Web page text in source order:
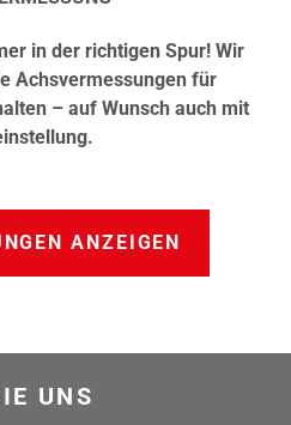
in der richtigen Spur! Wir
Achsvermessungen für
– auf Wunsch auch mit
ANZEIGEN
UNS